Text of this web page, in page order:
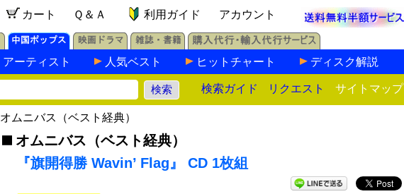
カート Ｑ＆Ａ 利用ガイド アカウント
アーティスト 人気ベスト ヒットチャート ディスク解説
検索ガイド リクエスト サイトマップ
オムニバス（ベスト経典）
オムニバス（ベスト経典）
『旗開得勝 Wavin’ Flag』 CD 1枚組